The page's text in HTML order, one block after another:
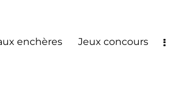
enchères Jeux concours